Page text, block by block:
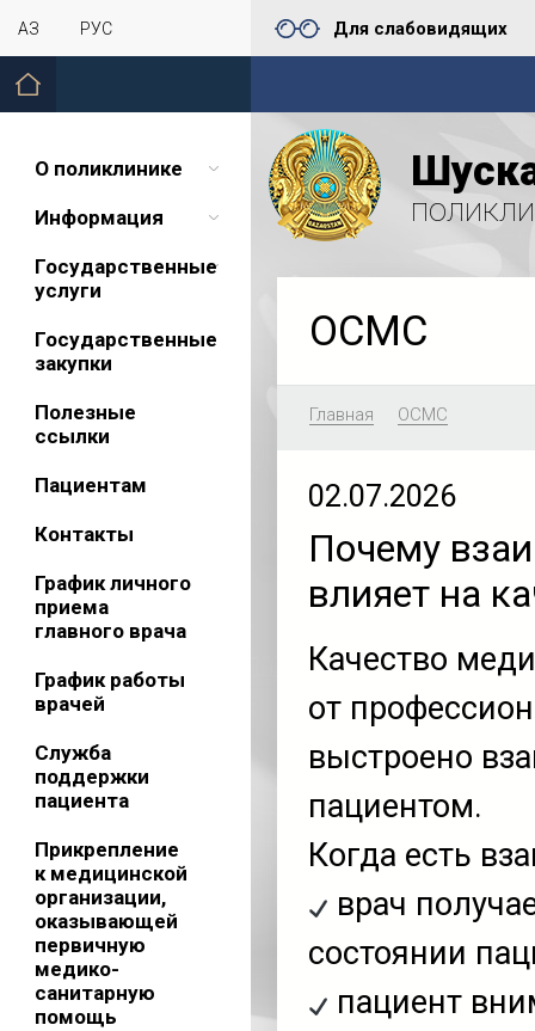
ҚАЗ РУС Для слабовидящих
О поликлинике
Информация
Государственные
услуги
Государственные
закупки
Полезные
ссылки
Пациентам
Контакты
График личного
приема
главного врача
График работы
врачей
Служба
поддержки
пациента
Прикрепление
к медицинской
организации,
оказывающей
первичную
медико-
санитарную
помощь
ОСМС
Главная ОСМС
02.07.2026
Почему
влияет на
Качество
от
выстроено
пациентом.
Когда есть
врач
состоянии
пациент